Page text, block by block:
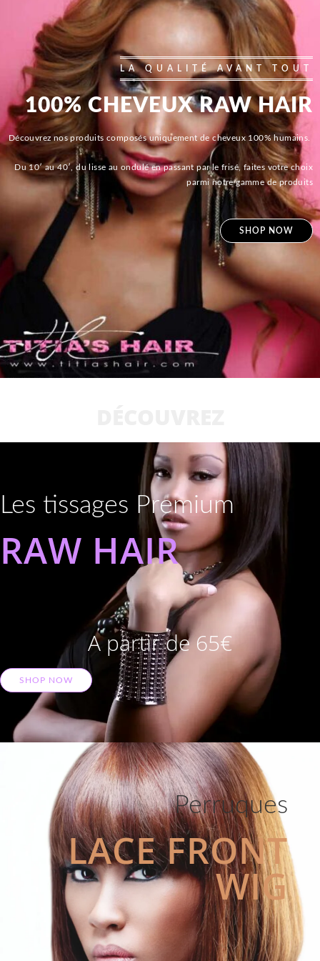
LA QUALITÉ AVANT TOUT
100% CHEVEUX RAW HAIR
Découvrez nos produits composés uniquement de cheveux 100% humains.
Du 10′ au 40′, du lisse au ondulé en passant par le frisé, faites votre choix
parmi notre gamme de produits
SHOP NOW
Les tissages Premium
RAW HAIR
A partir de 65€
SHOP NOW
Perruques
LACE FRONT
WIG